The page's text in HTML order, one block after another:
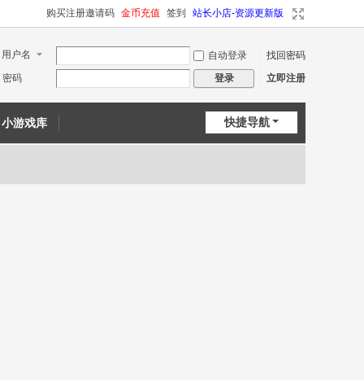
购买注册邀请码 金币充值 签到 站长小店-资源更新版
用户名 自动登录
找回密码
密码
登录 立即注册
快捷导航
小游戏库